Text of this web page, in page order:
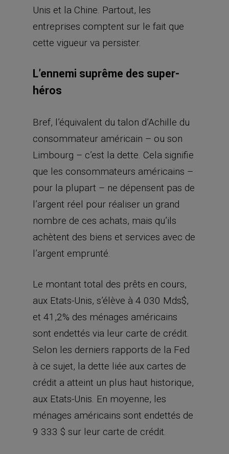
Unis et la Chine. Partout, les
entreprises comptent sur le fait que
cette vigueur va persister.
L’ennemi suprême des super-
héros
Bref, l’équivalent du talon d’Achille du
consommateur américain – ou son
Limbourg – c’est la dette. Cela signifie
que les consommateurs américains –
pour la plupart – ne dépensent pas de
l’argent réel pour réaliser un grand
nombre de ces achats, mais qu’ils
achètent des biens et services avec de
l’argent emprunté.
Le montant total des prêts en cours,
aux Etats-Unis, s’élève à 4 030 Mds$,
et 41,2% des ménages américains
sont endettés via leur carte de crédit.
Selon les derniers rapports de la Fed
à ce sujet, la dette liée aux cartes de
crédit a atteint un plus haut historique,
aux Etats-Unis. En moyenne, les
ménages américains sont endettés de
9 333 $ sur leur carte de crédit.